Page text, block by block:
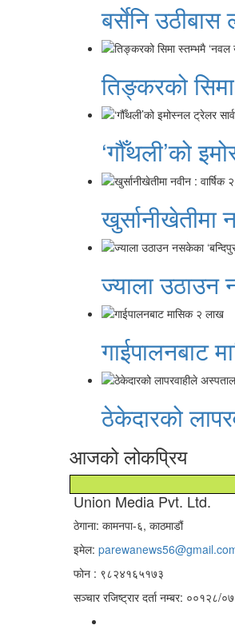
बर्सेनि उठीबास
तिङ्करको
‘गौँथली’को
खुर्सानीखेतीमा
ज्याला उठाउन
गाईपालनबाट
ठेकेदारको
आजको लोकप्रिय
Union Media Pvt. Ltd.
ठेगाना: कामनपा-६, काठमाडौं
इमेल:
फोन : ९८२४१६५१७३
सञ्चार रजिष्ट्रार दर्ता नम्बर: ००१२८/